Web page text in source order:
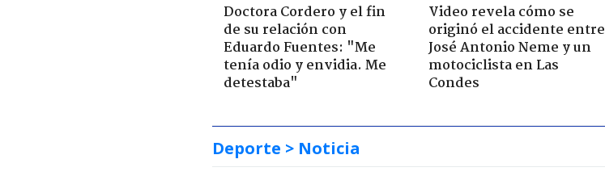
Doctora Cordero y el fin
de su relación con
Eduardo Fuentes: "Me
tenía odio y envidia. Me
detestaba"
Video revela cómo se
originó el accidente entre
José Antonio Neme y un
motociclista en Las
Condes
Deporte > Noticia